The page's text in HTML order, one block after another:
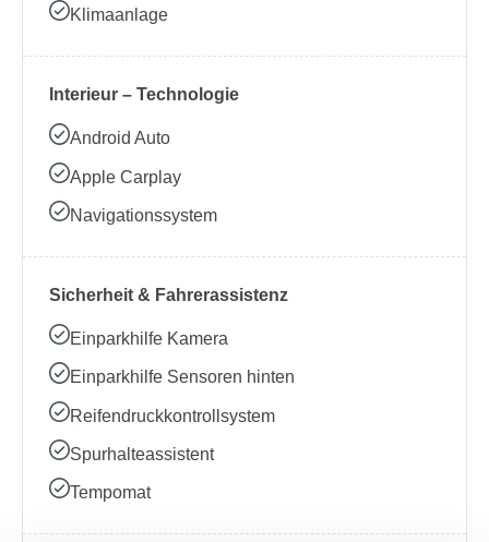
Klimaanlage
Interieur – Technologie
Android Auto
Apple Carplay
Navigationssystem
Sicherheit & Fahrerassistenz
Einparkhilfe Kamera
Einparkhilfe Sensoren hinten
Reifendruckkontrollsystem
Spurhalteassistent
Tempomat